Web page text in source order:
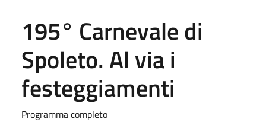
195° Carnevale di
Spoleto. Al via i
festeggiamenti
Programma completo